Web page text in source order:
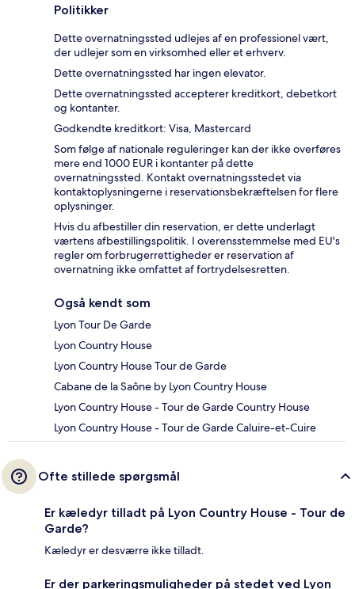
Politikker
Dette overnatningssted udlejes af en professionel vært,
der udlejer som en virksomhed eller et erhverv.
Dette overnatningssted har ingen elevator.
Dette overnatningssted accepterer kreditkort, debetkort
og kontanter.
Godkendte kreditkort: Visa, Mastercard
Som følge af nationale reguleringer kan der ikke overføres
mere end 1000 EUR i kontanter på dette
overnatningssted. Kontakt overnatningsstedet via
kontaktoplysningerne i reservationsbekræftelsen for flere
oplysninger.
Hvis du afbestiller din reservation, er dette underlagt
værtens afbestillingspolitik. I overensstemmelse med EU's
regler om forbrugerrettigheder er reservation af
overnatning ikke omfattet af fortrydelsesretten.
Også kendt som
Lyon Tour De Garde
Lyon Country House
Lyon Country House Tour de Garde
Cabane de la Saône by Lyon Country House
Lyon Country House - Tour de Garde Country House
Lyon Country House - Tour de Garde Caluire-et-Cuire
Ofte stillede spørgsmål
Er kæledyr tilladt på Lyon Country House - Tour de
Garde?
Kæledyr er desværre ikke tilladt.
Er der parkeringsmuligheder på stedet ved Lyon